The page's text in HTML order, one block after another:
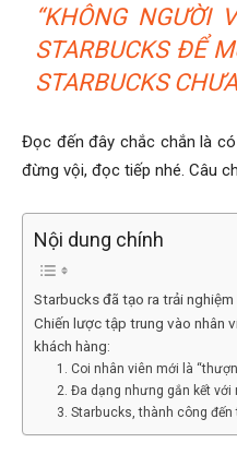
“KHÔNG NGƯỜI
STARBUCKS ĐỂ
STARBUCKS
Đọc đến đây chắc chắn là
đừng vội, đọc tiếp nhé. Câu
Nội dung chính
Starbucks đã tạo ra trải
Chiến lược tập trung vào nhân
khách hàng:
1. Coi nhân viên mới là
2. Đa dạng nhưng gắn kết với
3. Starbucks, thành công đến